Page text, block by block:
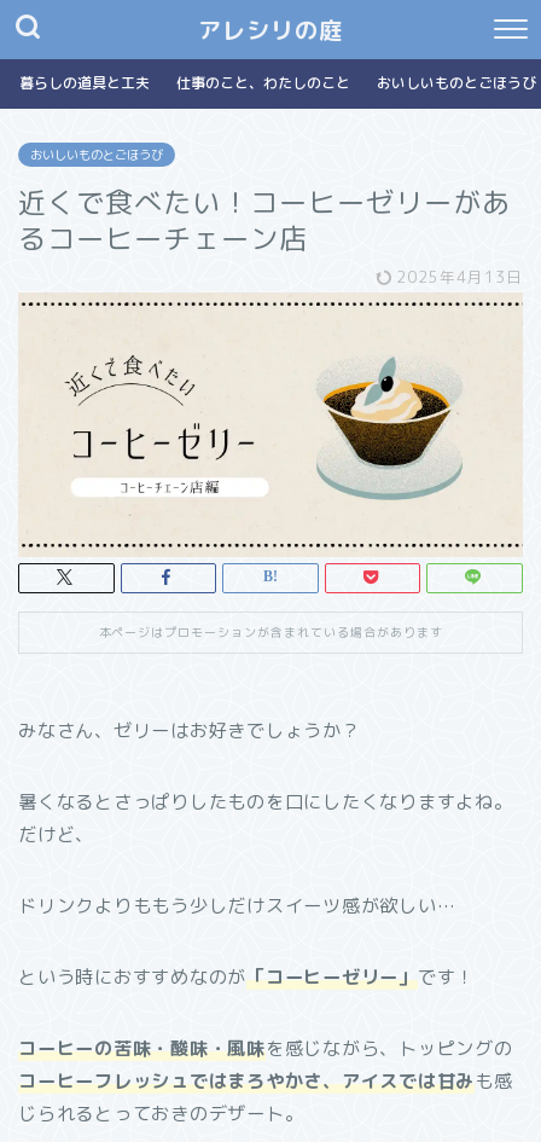
アレシリの庭
暮らしの道具と工夫 仕事のこと、わたしのこと おいしいものとごほうび
おいしいものとごほうび
近くで食べたい！コーヒーゼリーがあ
るコーヒーチェーン店
2025年4月13日
本ページはプロモーションが含まれている場合があります
みなさん、ゼリーはお好きでしょうか？
暑くなるとさっぱりしたものを口にしたくなりますよね。
だけど、
ドリンクよりももう少しだけスイーツ感が欲しい…
という時におすすめなのが「コーヒーゼリー」です！
コーヒーの苦味・酸味・風味を感じながら、トッピングの
コーヒーフレッシュではまろやかさ、アイスでは甘みも感
じられるとっておきのデザート。